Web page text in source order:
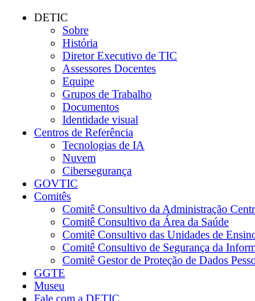
Conteúdo principal
DETIC
Sobre
História
Diretor Executivo de TIC
Assessores Docentes
Equipe
Grupos de Trabalho
Documentos
Identidade visual
Centros de Referência
Tecnologias de IA
Nuvem
Cibersegurança
GOVTIC
Comitês
Comitê Consultivo da Administração
Comitê Consultivo da Área da Saúde
Comitê Consultivo das Unidades de
Comitê Consultivo de Segurança da
Comitê Gestor de Proteção de Dados
GGTE
Museu
Fale com a DETIC